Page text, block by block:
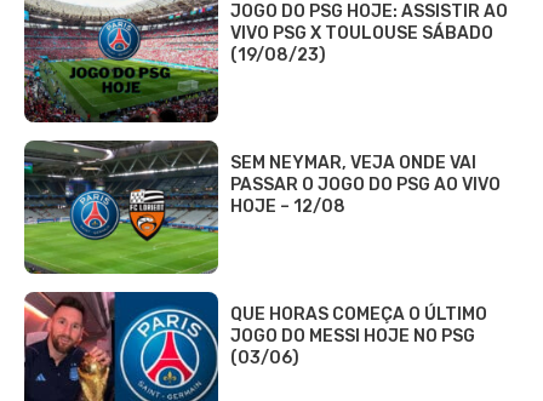
JOGO DO PSG HOJE: ASSISTIR AO
VIVO PSG X TOULOUSE SÁBADO
(19/08/23)
SEM NEYMAR, VEJA ONDE VAI
PASSAR O JOGO DO PSG AO VIVO
HOJE – 12/08
QUE HORAS COMEÇA O ÚLTIMO
JOGO DO MESSI HOJE NO PSG
(03/06)